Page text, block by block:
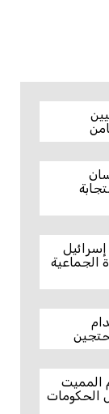
إسرائيل
الجماعية
المميت
الحكومات